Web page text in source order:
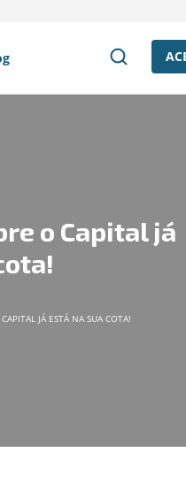
o Capital já
JÁ ESTÁ NA SUA COTA!